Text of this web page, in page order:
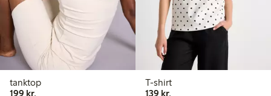
tanktop
199 kr.
T-shirt
139 kr.